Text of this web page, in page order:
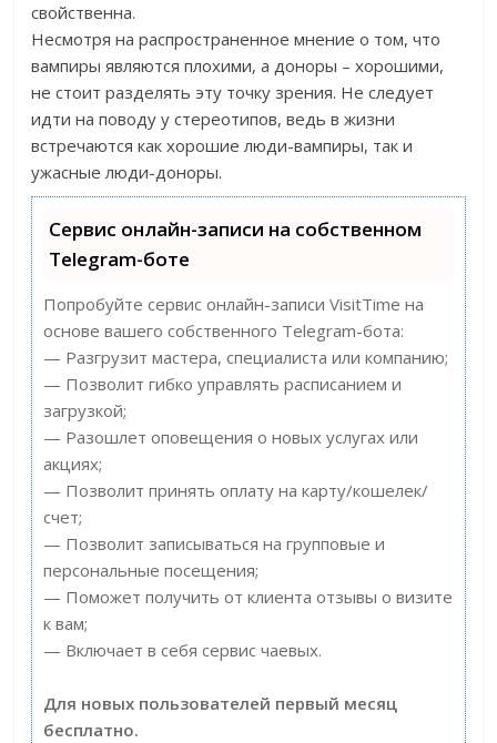
свойственна.
Несмотря на распространенное мнение о том, что
вампиры являются плохими, а доноры – хорошими,
не стоит разделять эту точку зрения. Не следует
идти на поводу у стереотипов, ведь в жизни
встречаются как хорошие люди-вампиры, так и
ужасные люди-доноры.
Сервис онлайн-записи на собственном
Telegram-боте
Попробуйте сервис онлайн-записи VisitTime на
основе вашего собственного Telegram-бота:
— Разгрузит мастера, специалиста или компанию;
— Позволит гибко управлять расписанием и
загрузкой;
— Разошлет оповещения о новых услугах или
акциях;
— Позволит принять оплату на карту/кошелек/
счет;
— Позволит записываться на групповые и
персональные посещения;
— Поможет получить от клиента отзывы о визите
к вам;
— Включает в себя сервис чаевых.
Для новых пользователей первый месяц
бесплатно.